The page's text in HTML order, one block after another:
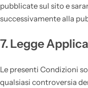
pubblicate sul sito e
successivamente alla
7. Legge
Le presenti Condizioni
qualsiasi controversia